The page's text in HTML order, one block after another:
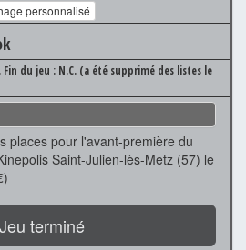
personnalisé
Fin du jeu : N.C. (a été supprimé des listes le
places pour l'avant-première du
Saint-Julien-lès-Metz (57) le
Jeu terminé